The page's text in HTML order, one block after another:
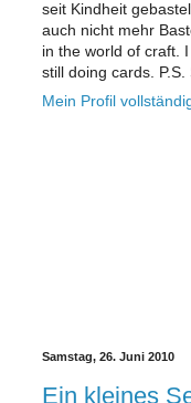
seit Kindheit
auch nicht mehr
in the world of craft.
still doing cards.
Mein Profil
Samstag, 26. Juni 2010
Ein kleines